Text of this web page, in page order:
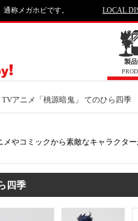
称メガホビです。 LOCAL
製
TVアニメ「桃源暗鬼」 てのひら四季
やコミックから素敵なキャラクター
四季